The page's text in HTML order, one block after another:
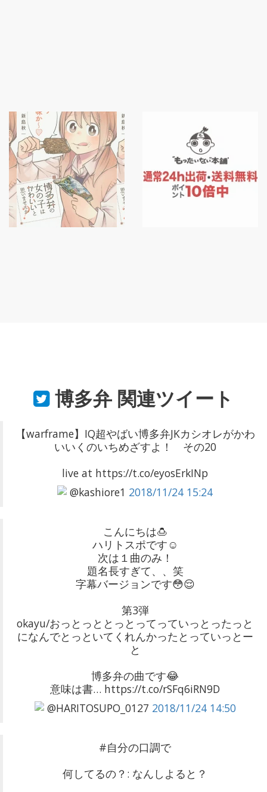
博多弁 関連ツイート
【warframe】IQ超やばい博多弁JKカシオレがかわ
いいくのいちめざすよ！ その20
live at https://t.co/eyosErkINp
@kashiore1 2018/11/24 15:24
こんにちは🍮
ハリトスポです☺️
次は１曲のみ！
題名長すぎて、、笑
字幕バージョンです😳😌
第3弾
okayu/おっとっととっとってっていっとったっと
になんでとっといてくれんかったとっていっとー
と
博多弁の曲です😂
意味は書… https://t.co/rSFq6iRN9D
@HARITOSUPO_0127 2018/11/24 14:50
#自分の口調で
何してるの？: なんしよると？